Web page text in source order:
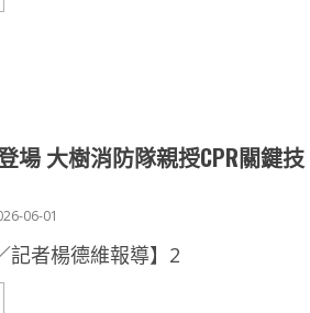
場 大樹消防隊親授CPR關鍵技
06-01
記者楊德維報導】2